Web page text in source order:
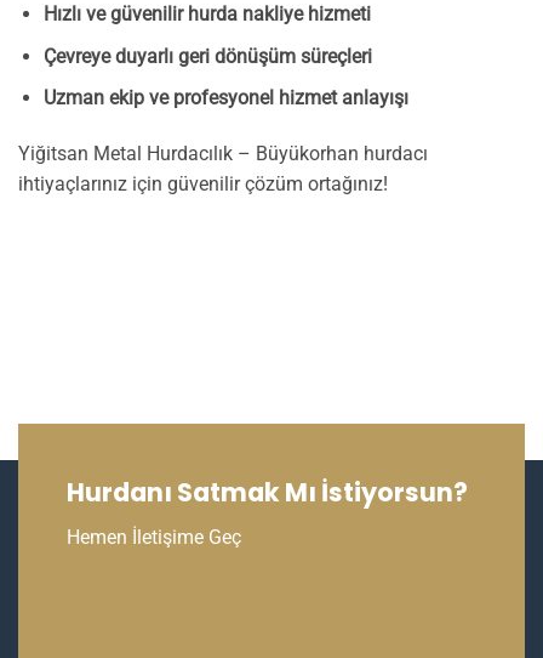
Hızlı ve güvenilir hurda nakliye hizmeti
Çevreye duyarlı geri dönüşüm süreçleri
Uzman ekip ve profesyonel hizmet anlayışı
Yiğitsan Metal Hurdacılık – Büyükorhan hurdacı
ihtiyaçlarınız için güvenilir çözüm ortağınız!
Hurdanı Satmak Mı İstiyorsun?
Hemen İletişime Geç